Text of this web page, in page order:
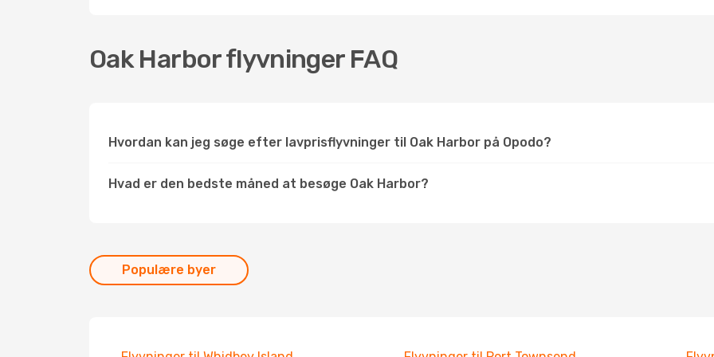
Oak Harbor flyvninger FAQ
Hvordan kan jeg søge efter lavprisflyvninger til Oak Harbor på Opodo?
Hvad er den bedste måned at besøge Oak Harbor?
Populære byer